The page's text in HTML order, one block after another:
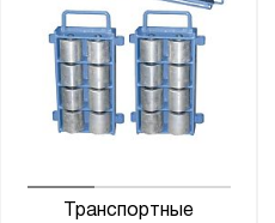
Транспортные